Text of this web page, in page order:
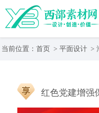
当前位置： 首页 > 平面设计 >
红色党建增强